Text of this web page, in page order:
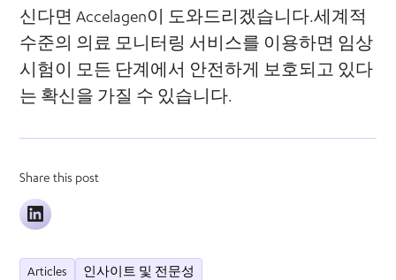
신다면 Accelagen이 도와드리겠습니다.세계적
수준의 의료 모니터링 서비스를 이용하면 임상
시험이 모든 단계에서 안전하게 보호되고 있다
는 확신을 가질 수 있습니다.
Share this post
Articles 인사이트 및 전문성